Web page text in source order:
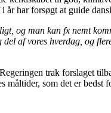
har forsøgt at guide
og man kan fx nemt
af vores hverdag, og
trak forslaget
som det er